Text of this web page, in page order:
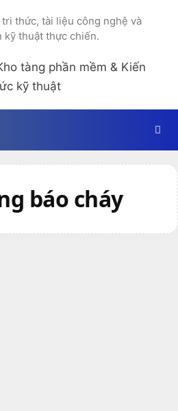
thức, tài liệu công nghệ và
kỹ thuật thực chiến.
báo cháy